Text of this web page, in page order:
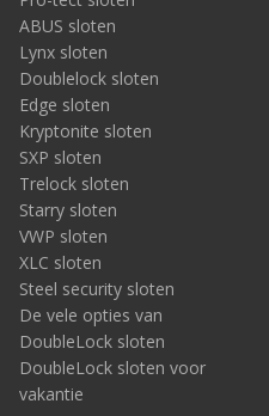
ABUS sloten
Lynx sloten
Doublelock sloten
Edge sloten
Kryptonite sloten
SXP sloten
Trelock sloten
Starry sloten
VWP sloten
XLC sloten
Steel security sloten
De vele opties van
DoubleLock sloten
DoubleLock sloten voor
vakantie